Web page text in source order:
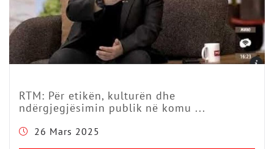
RTM: Për etikën, kulturën dhe
ndërgjegjësimin publik në komu ...
26 Mars 2025